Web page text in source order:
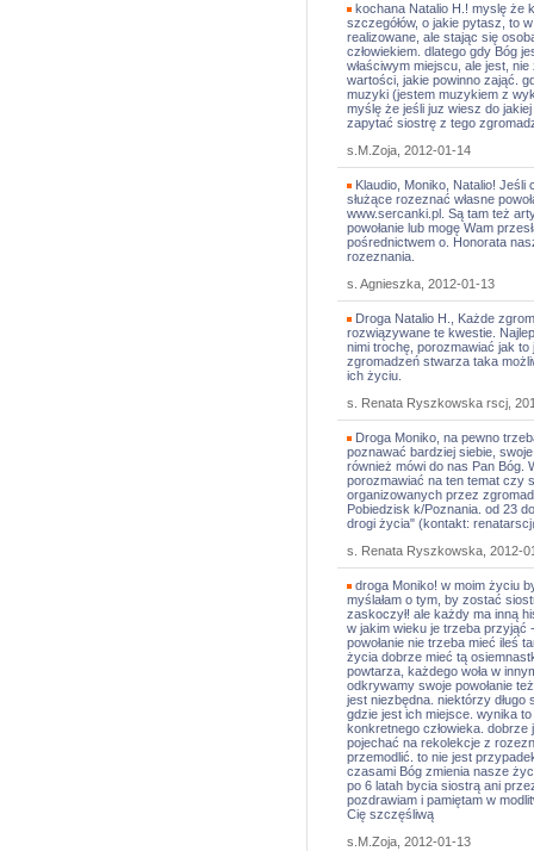
kochana Natalio H.! myslę że
szczegółów, o jakie pytasz, to
realizowane, ale stając się
człowiekiem. dlatego gdy Bóg
właściwym miejscu, ale jest,
wartości, jakie powinno zająć.
muzyki (jestem muzykiem z
myślę że jeśli juz wiesz do
zapytać siostrę z tego
s.M.Zoja, 2012-01-14
Klaudio, Moniko, Natalio!
służące rozeznać własne
www.sercanki.pl. Są tam też
powołanie lub mogę Wam
pośrednictwem o. Honorata
rozeznania.
s. Agnieszka, 2012-01-13
Droga Natalio H., Każde
rozwiązywane te kwestie.
nimi trochę, porozmawiać jak
zgromadzeń stwarza taka
ich życiu.
s. Renata Ryszkowska rscj,
Droga Moniko, na pewno
poznawać bardziej siebie,
również mówi do nas Pan Bóg.
porozmawiać na ten temat czy
organizowanych przez
Pobiedzisk k/Poznania. od 23
drogi życia" (kontakt:
s. Renata Ryszkowska, 2012-
droga Moniko! w moim życiu
myślałam o tym, by zostać
zaskoczył! ale każdy ma inną
w jakim wieku je trzeba przyjąć
powołanie nie trzeba mieć ileś
życia dobrze mieć tą
powtarza, każdego woła w
odkrywamy swoje powołanie
jest niezbędna. niektórzy
gdzie jest ich miejsce. wynika
konkretnego człowieka.
pojechać na rekolekcje z
przemodlić. to nie jest
czasami Bóg zmienia nasze
po 6 latah bycia siostrą ani
pozdrawiam i pamiętam w
Cię szczęśliwą
s.M.Zoja, 2012-01-13